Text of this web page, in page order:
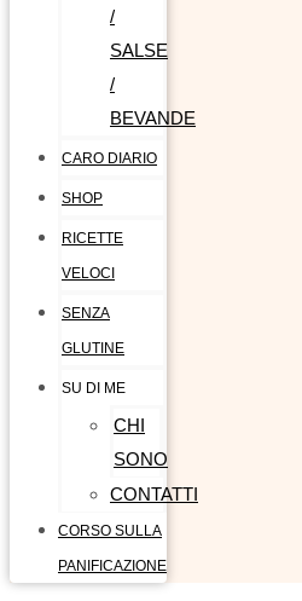
/
SALSE
/
BEVANDE
CARO DIARIO
SHOP
RICETTE
VELOCI
SENZA
GLUTINE
SU DI ME
CHI
SONO
CONTATTI
CORSO SULLA
PANIFICAZIONE